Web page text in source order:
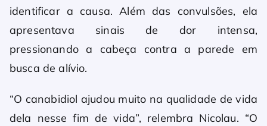
identificar a causa. Além das convulsões, ela
apresentava sinais de dor intensa,
pressionando a cabeça contra a parede em
busca de alívio.
“O canabidiol ajudou muito na qualidade de vida
dela nesse fim de vida”, relembra Nicolau. “O